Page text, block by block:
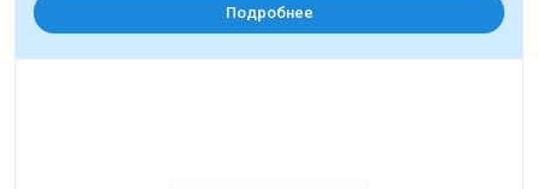
Подробнее